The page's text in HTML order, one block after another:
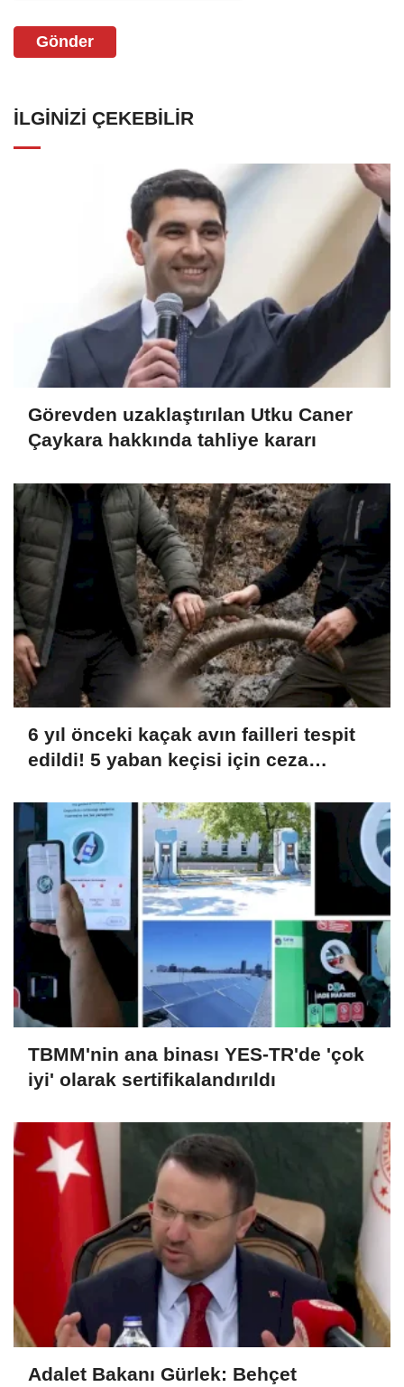
Gönder
İLGINIZI ÇEKEBILIR
Görevden uzaklaştırılan Utku Caner
Çaykara hakkında tahliye kararı
6 yıl önceki kaçak avın failleri tespit
edildi! 5 yaban keçisi için ceza
TBMM'nin ana binası YES-TR'de 'çok
iyi' olarak sertifikalandırıldı
Adalet Bakanı Gürlek: Behçet